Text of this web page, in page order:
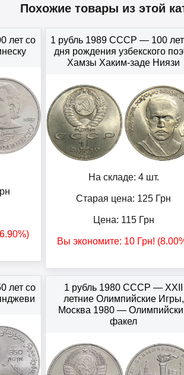
Похожие товары из этой
лет со
1 рубль 1989 СССР — 100
дня рождения узбекского
Хамзы Хаким-заде Ниязи
На складе: 4 шт.
Старая цена: 125 Грн
Цена: 115Грн
Вы экономите: 10 Грн!
лет со
1 рубль 1980 СССР — XXII
летние Олимпийские Игры,
Москва 1980 —
факел